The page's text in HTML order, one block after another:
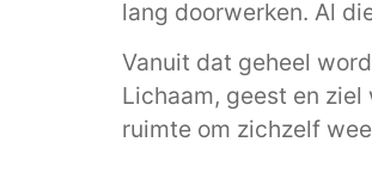
lang doorwerken. Al
Vanuit dat geheel
Lichaam, geest en
ruimte om zichzelf